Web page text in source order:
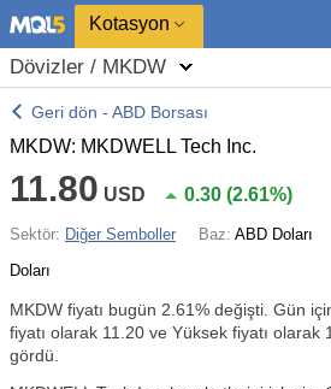
Kotasyon
Dövizler / MKDW
Geri dön - ABD Borsası
MKDW: MKDWELL Tech Inc.
11.80 USD 0.30 (2.61%)
Sektör: Diğer Semboller Baz: ABD Doları
Doları
MKDW fiyatı bugün 2.61% değişti. Gün
fiyatı olarak 11.20 ve Yüksek fiyatı olarak
gördü.